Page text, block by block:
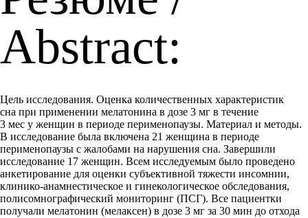
Abstract:
Цель исследования. Оценка количественных характеристик
сна при применении мелатонина в дозе 3 мг в течение
3 мес у женщин в периоде перименопаузы. Материал и методы.
В исследование была включена 21 женщина в периоде
перименопаузы с жалобами на нарушения сна. Завершили
исследование 17 женщин. Всем исследуемым было проведено
анкетирование для оценки субъективной тяжести инсомнии,
клинико-анамнестическое и гинекологическое обследования,
полисомнографический мониторинг (ПСГ). Все пациентки
получали мелатонин (мелаксен) в дозе 3 мг за 30 мин до отхода